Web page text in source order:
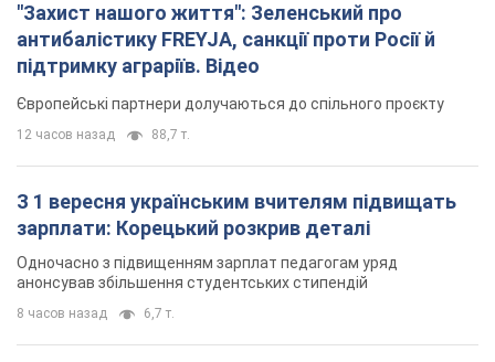
"Захист нашого життя": Зеленський про
антибалістику FREYJA, санкції проти Росії й
підтримку аграріїв. Відео
Європейські партнери долучаються до спільного проєкту
12 часов назад 88,7 т.
З 1 вересня українським вчителям підвищать
зарплати: Корецький розкрив деталі
Одночасно з підвищенням зарплат педагогам уряд
анонсував збільшення студентських стипендій
8 часов назад 6,7 т.